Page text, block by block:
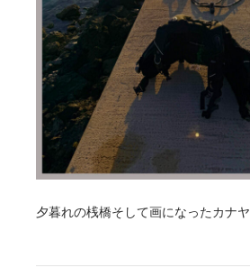
夕暮れの桟橋そして画になったカナヤ